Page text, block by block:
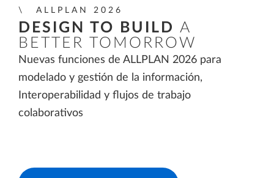
ALLPLAN 2026
DESIGN TO BUILD A
BETTER TOMORROW
Nuevas funciones de ALLPLAN 2026 para
modelado y gestión de la información,
Interoperabilidad y flujos de trabajo
colaborativos